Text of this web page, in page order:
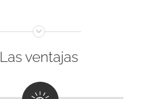
Las ventajas